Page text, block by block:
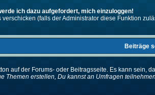
ich dazu aufgefordert, mich einzuloggen!
(falls der Administrator diese Funktion
Beiträge
auf der Forums- oder Beitragsseite. Es kann
Themen erstellen, Du kannst an Umfragen